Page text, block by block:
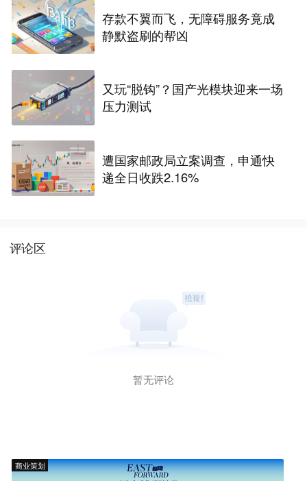
存款不翼而飞，无障碍服务竟成
静默盗刷的帮凶
又玩“脱钩”？国产光模块迎来一场
压力测试
遭国家邮政局立案调查，申通快
递全日收跌2.16%
评论区
暂无评论
商业策划